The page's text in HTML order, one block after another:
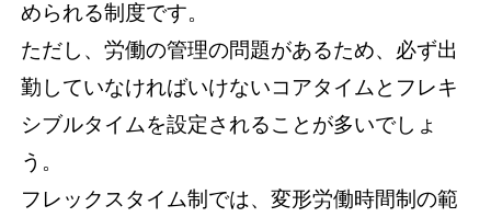
められる制度です。
ただし、労働の管理の問題があるため、必ず出
勤していなければいけないコアタイムとフレキ
シブルタイムを設定されることが多いでしょ
う。
フレックスタイム制では、変形労働時間制の範